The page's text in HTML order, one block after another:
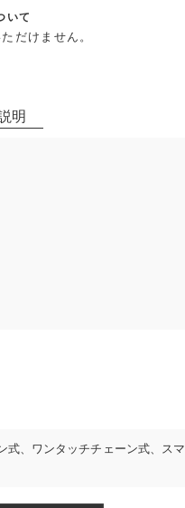
式、ワンタッチチェーン式、スマ
いて
だけません。